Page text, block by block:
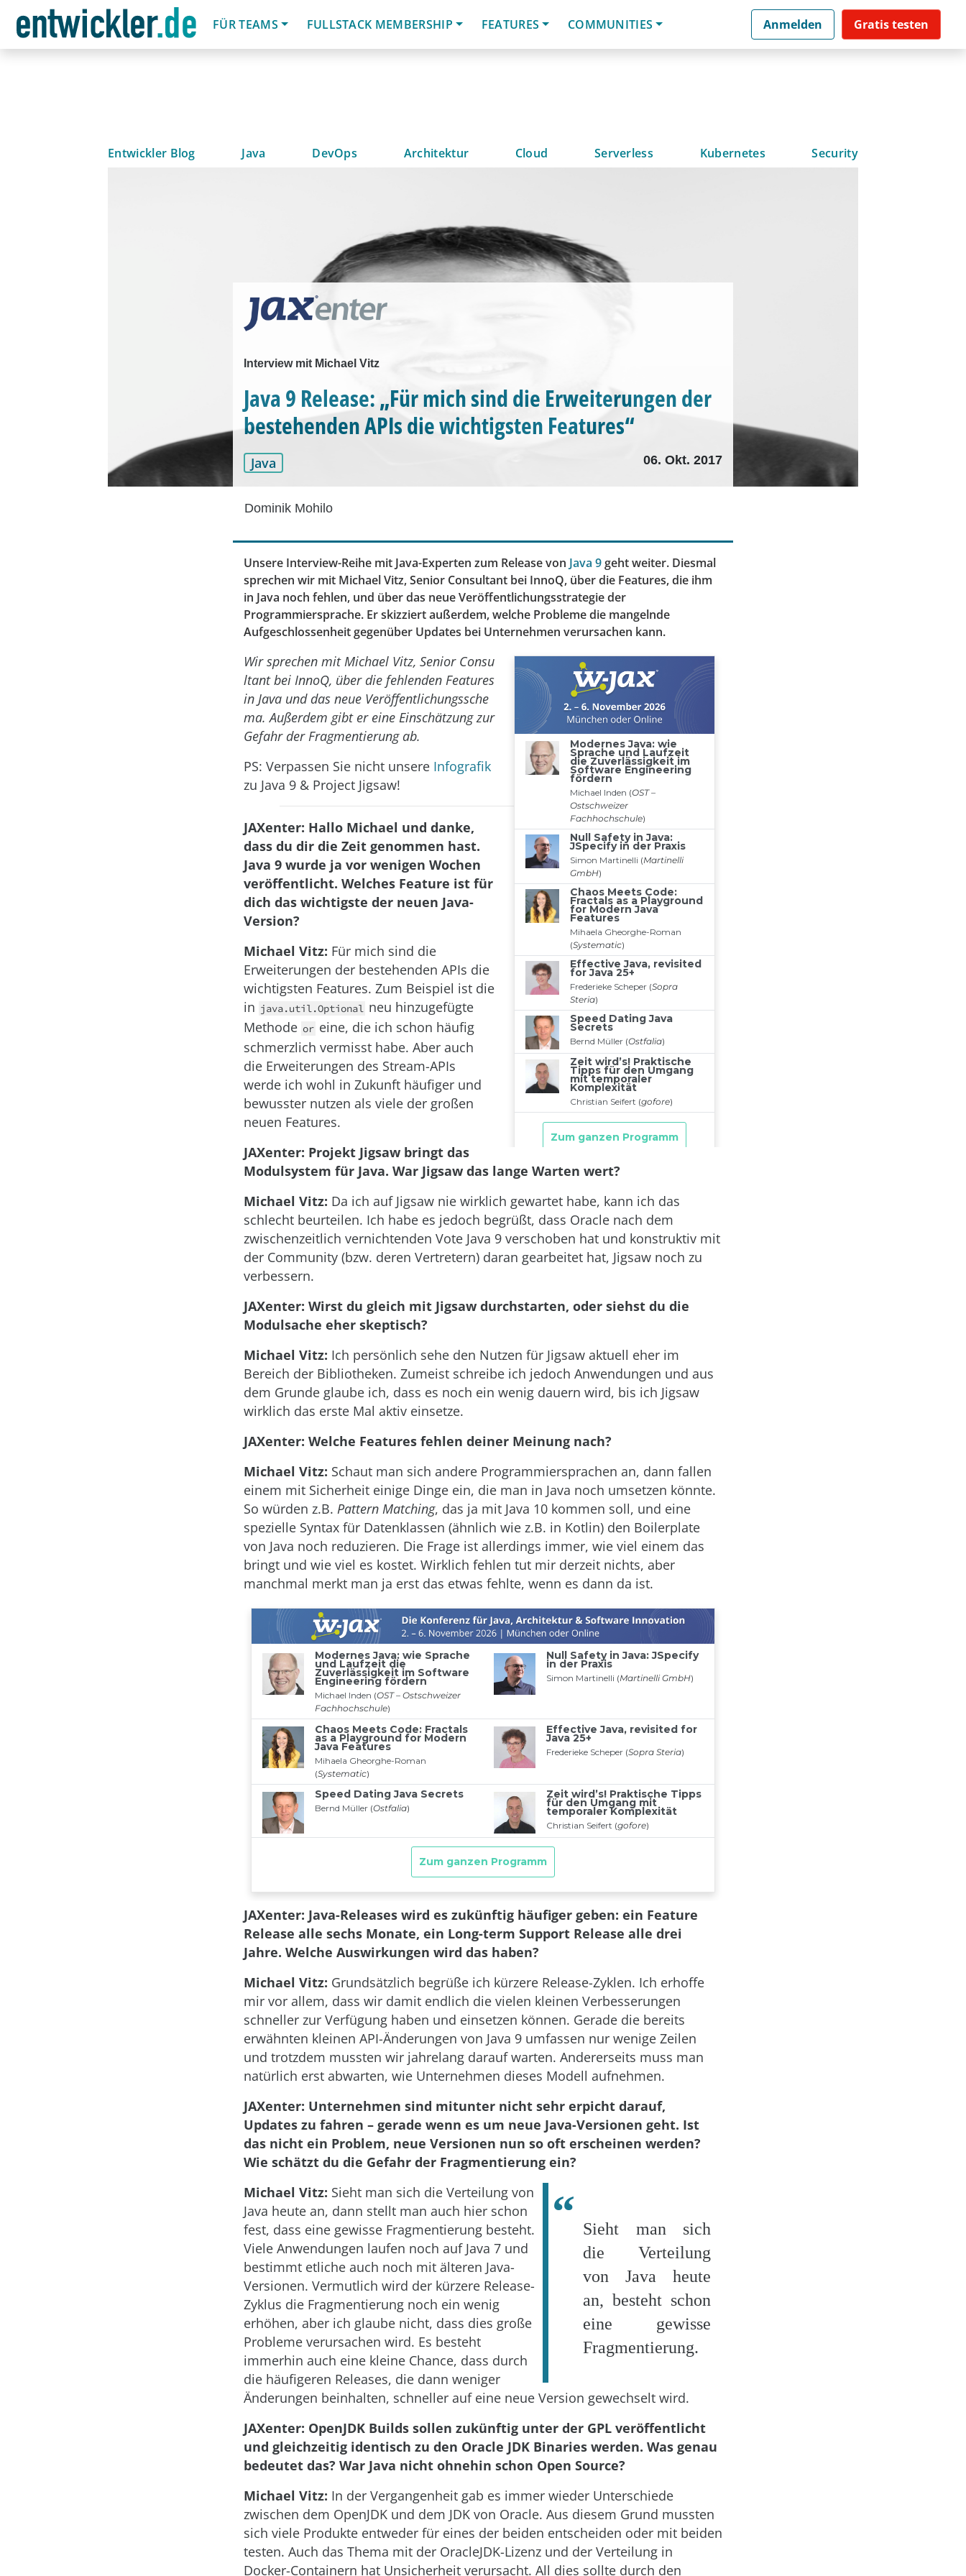
FÜR TEAMS
FULLSTACK MEMBERSHIP FEATURES COMMUNITIES Anmelden Gratis testen
Entwickler Blog Java DevOps Architektur Cloud Serverless Kubernetes Security
Interview mit Michael Vitz
Java 9 Release: „Für mich sind die Erweiterungen der
bestehenden APIs die wichtigsten Features“
Java 06. Okt. 2017
Dominik Mohilo
Unsere Interview-Reihe mit Java-Experten zum Release von Java 9geht weiter. Diesmal
sprechen wir mit Michael Vitz, Senior Consultant bei InnoQ, über die Features, die ihm
in Java noch fehlen, und über das neue Veröffentlichungsstrategie der
Programmiersprache. Er skizziert außerdem, welche Probleme die mangelnde
Aufgeschlossenheit gegenüber Updates bei Unternehmen verursachen kann.
Wir sprechen mit Michael Vitz, Senior Consu
ltant bei InnoQ, über die fehlenden Features
in Java und das neue Veröffentlichungssche
ma. Außerdem gibt er eine Einschätzung zur
Gefahr der Fragmentierung ab.
PS: Verpassen Sie nicht unsere Infografik
zu Java 9 & Project Jigsaw!
JAXenter: Hallo Michael und danke,
dass du dir die Zeit genommen hast.
Java 9 wurde ja vor wenigen Wochen
veröffentlicht. Welches Feature ist für
dich das wichtigste der neuen Java-
Version?
Michael Vitz: Für mich sind die
Erweiterungen der bestehenden APIs die
wichtigsten Features. Zum Beispiel ist die
in java.util.Optional neu hinzugefügte
Methode or eine, die ich schon häufig
schmerzlich vermisst habe. Aber auch
die Erweiterungen des Stream-APIs
werde ich wohl in Zukunft häufiger und
bewusster nutzen als viele der großen
neuen Features.
JAXenter: Projekt Jigsaw bringt das
Modulsystem für Java. War Jigsaw das lange Warten wert?
Michael Vitz: Da ich auf Jigsaw nie wirklich gewartet habe, kann ich das
schlecht beurteilen. Ich habe es jedoch begrüßt, dass Oracle nach dem
zwischenzeitlich vernichtenden Vote Java 9 verschoben hat und konstruktiv mit
der Community (bzw. deren Vertretern) daran gearbeitet hat, Jigsaw noch zu
verbessern.
JAXenter: Wirst du gleich mit Jigsaw durchstarten, oder siehst du die
Modulsache eher skeptisch?
Michael Vitz: Ich persönlich sehe den Nutzen für Jigsaw aktuell eher im
Bereich der Bibliotheken. Zumeist schreibe ich jedoch Anwendungen und aus
dem Grunde glaube ich, dass es noch ein wenig dauern wird, bis ich Jigsaw
wirklich das erste Mal aktiv einsetze.
JAXenter: Welche Features fehlen deiner Meinung nach?
Michael Vitz: Schaut man sich andere Programmiersprachen an, dann fallen
einem mit Sicherheit einige Dinge ein, die man in Java noch umsetzen könnte.
So würden z.B. Pattern Matching, das ja mit Java 10 kommen soll, und eine
spezielle Syntax für Datenklassen (ähnlich wie z.B. in Kotlin) den Boilerplate
von Java noch reduzieren. Die Frage ist allerdings immer, wie viel einem das
bringt und wie viel es kostet. Wirklich fehlen tut mir derzeit nichts, aber
manchmal merkt man ja erst das etwas fehlte, wenn es dann da ist.
JAXenter: Java-Releases wird es zukünftig häufiger geben: ein Feature
Release alle sechs Monate, ein Long-term Support Release alle drei
Jahre. Welche Auswirkungen wird das haben?
Michael Vitz: Grundsätzlich begrüße ich kürzere Release-Zyklen. Ich erhoffe
mir vor allem, dass wir damit endlich die vielen kleinen Verbesserungen
schneller zur Verfügung haben und einsetzen können. Gerade die bereits
erwähnten kleinen API-Änderungen von Java 9 umfassen nur wenige Zeilen
und trotzdem mussten wir jahrelang darauf warten. Andererseits muss man
natürlich erst abwarten, wie Unternehmen dieses Modell aufnehmen.
JAXenter: Unternehmen sind mitunter nicht sehr erpicht darauf,
Updates zu fahren – gerade wenn es um neue Java-Versionen geht. Ist
das nicht ein Problem, neue Versionen nun so oft erscheinen werden?
Wie schätzt du die Gefahr der Fragmentierung ein?
Sieht man sich
die Verteilung
von Java heute
an, besteht schon
eine gewisse
Fragmentierung.
Michael Vitz: Sieht man sich die Verteilung von
Java heute an, dann stellt man auch hier schon
fest, dass eine gewisse Fragmentierung besteht.
Viele Anwendungen laufen noch auf Java 7 und
bestimmt etliche auch noch mit älteren Java-
Versionen. Vermutlich wird der kürzere Release-
Zyklus die Fragmentierung noch ein wenig
erhöhen, aber ich glaube nicht, dass dies große
Probleme verursachen wird. Es besteht
immerhin auch eine kleine Chance, dass durch
die häufigeren Releases, die dann weniger
Änderungen beinhalten, schneller auf eine neue Version gewechselt wird.
JAXenter: OpenJDK Builds sollen zukünftig unter der GPL veröffentlicht
und gleichzeitig identisch zu den Oracle JDK Binaries werden. Was genau
bedeutet das? War Java nicht ohnehin schon Open Source?
Michael Vitz: In der Vergangenheit gab es immer wieder Unterschiede
zwischen dem OpenJDK und dem JDK von Oracle. Aus diesem Grund mussten
sich viele Produkte entweder für eines der beiden entscheiden oder mit beiden
testen. Auch das Thema mit der OracleJDK-Lizenz und der Verteilung in
Docker-Containern hat Unsicherheit verursacht. All dies sollte durch den